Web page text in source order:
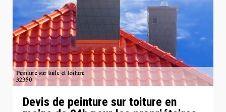
Devis de peinture sur toiture en